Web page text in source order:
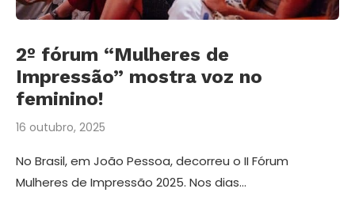
2º fórum “Mulheres de
Impressão” mostra voz no
feminino!
16 outubro, 2025
No Brasil, em João Pessoa, decorreu o II Fórum
Mulheres de Impressão 2025. Nos dias…